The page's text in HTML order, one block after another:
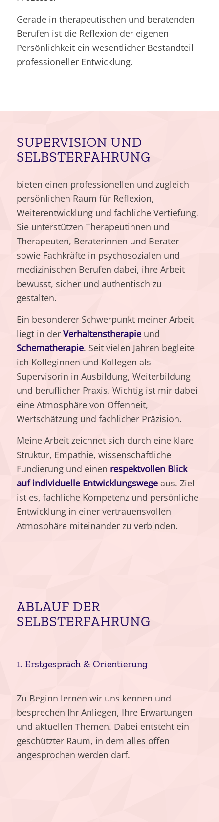
Gerade in therapeutischen und beratenden
Berufen ist die Reflexion der eigenen
Persönlichkeit ein wesentlicher Bestandteil
professioneller Entwicklung.
SUPERVISION UND
SELBSTERFAHRUNG
bieten einen professionellen und zugleich
persönlichen Raum für Reflexion,
Weiterentwicklung und fachliche Vertiefung.
Sie unterstützen Therapeutinnen und
Therapeuten, Beraterinnen und Berater
sowie Fachkräfte in psychosozialen und
medizinischen Berufen dabei, ihre Arbeit
bewusst, sicher und authentisch zu
gestalten.
Ein besonderer Schwerpunkt meiner Arbeit
liegt in der Verhaltenstherapieund
Schematherapie. Seit vielen Jahren begleite
ich Kolleginnen und Kollegen als
Supervisorin in Ausbildung, Weiterbildung
und beruflicher Praxis. Wichtig ist mir dabei
eine Atmosphäre von Offenheit,
Wertschätzung und fachlicher Präzision.
Meine Arbeit zeichnet sich durch eine klare
Struktur, Empathie, wissenschaftliche
Fundierung und einen respektvollen Blick
auf individuelle Entwicklungswegeaus. Ziel
ist es, fachliche Kompetenz und persönliche
Entwicklung in einer vertrauensvollen
Atmosphäre miteinander zu verbinden.
ABLAUF DER
SELBSTERFAHRUNG
1. Erstgespräch &Orientierung
Zu Beginn lernen wir uns kennen und
besprechen Ihr Anliegen, Ihre Erwartungen
und aktuellen Themen. Dabei entsteht ein
geschützter Raum, in dem alles offen
angesprochen werden darf.